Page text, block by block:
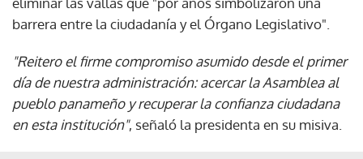
barrera entre la ciudadanía y el Órgano Legislativo".
"Reitero el firme compromiso asumido desde el primer
día de nuestra administración: acercar la Asamblea al
pueblo panameño y recuperar la confianza ciudadana
en esta institución", señaló la presidenta en su misiva.